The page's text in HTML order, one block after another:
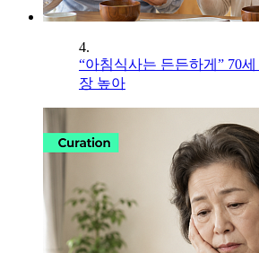
4.
“아침식사는 든든하게” 70
장 높아